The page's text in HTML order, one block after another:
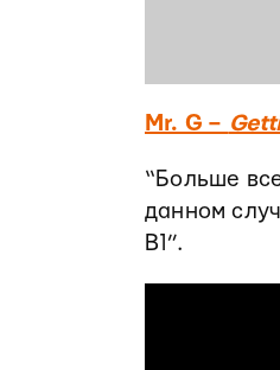
Mr. G ‎–
“Больше
данном
B1”.